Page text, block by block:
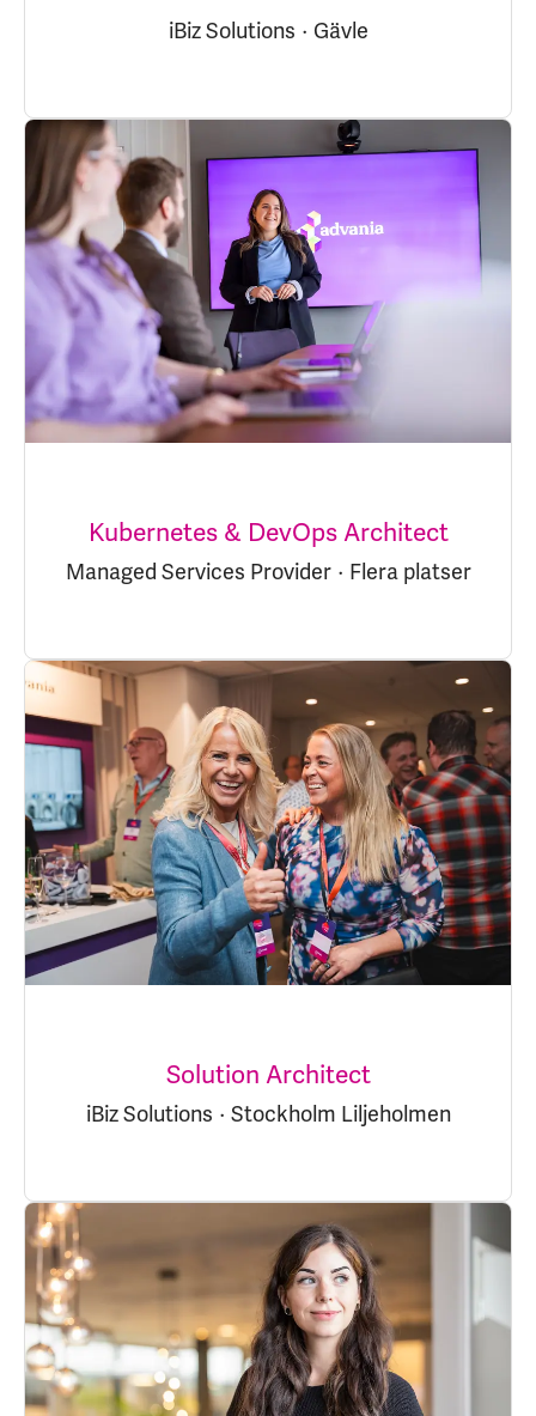
iBiz Solutions · Gävle
Kubernetes & DevOps Architect
Managed Services Provider · Flera platser
Solution Architect
iBiz Solutions · Stockholm Liljeholmen